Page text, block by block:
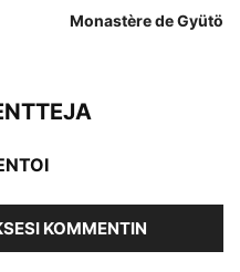
Monastère de Gyütö
KOMMENTIN